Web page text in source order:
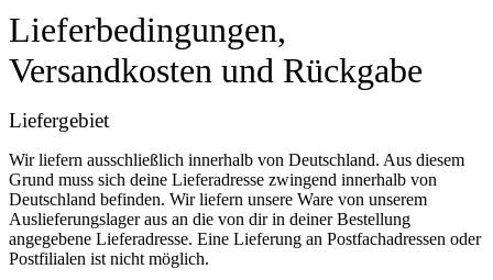
Lieferbedingungen,
Versandkosten und Rückgabe
Liefergebiet
Wir liefern ausschließlich innerhalb von Deutschland. Aus diesem
Grund muss sich deine Lieferadresse zwingend innerhalb von
Deutschland befinden. Wir liefern unsere Ware von unserem
Auslieferungslager aus an die von dir in deiner Bestellung
angegebene Lieferadresse. Eine Lieferung an Postfachadressen oder
Postfilialen ist nicht möglich.